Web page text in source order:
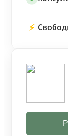
⚡